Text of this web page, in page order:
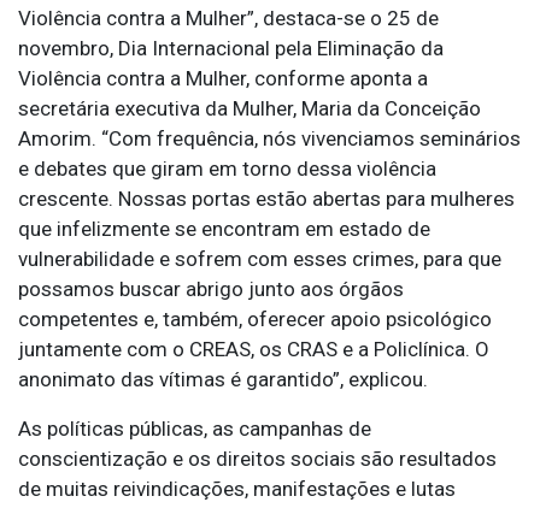
Violência contra a Mulher”, destaca-se o 25 de
novembro, Dia Internacional pela Eliminação da
Violência contra a Mulher, conforme aponta a
secretária executiva da Mulher, Maria da Conceição
Amorim. “Com frequência, nós vivenciamos seminários
e debates que giram em torno dessa violência
crescente. Nossas portas estão abertas para mulheres
que infelizmente se encontram em estado de
vulnerabilidade e sofrem com esses crimes, para que
possamos buscar abrigo junto aos órgãos
competentes e, também, oferecer apoio psicológico
juntamente com o CREAS, os CRAS e a Policlínica. O
anonimato das vítimas é garantido”, explicou.
As políticas públicas, as campanhas de
conscientização e os direitos sociais são resultados
de muitas reivindicações, manifestações e lutas